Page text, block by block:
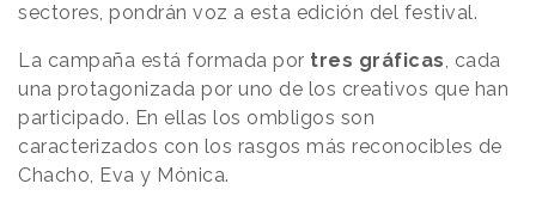
sectores, pondrán voz a esta edición del festival.
La campaña está formada por tres gráficas, cada
una protagonizada por uno de los creativos que han
participado. En ellas los ombligos son
caracterizados con los rasgos más reconocibles de
Chacho, Eva y Mónica.